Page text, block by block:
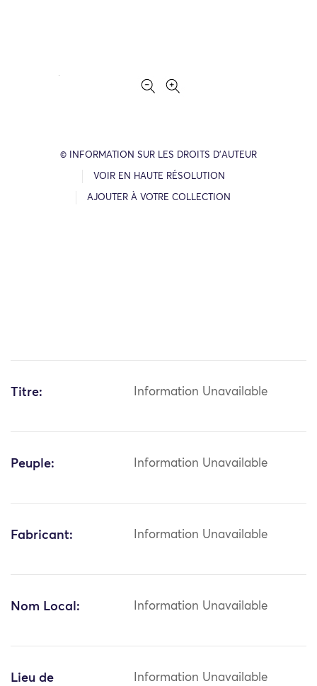
© INFORMATION SUR LES DROITS D’AUTEUR
VOIR EN HAUTE RÉSOLUTION
AJOUTER À VOTRE COLLECTION
Titre: Information Unavailable
Peuple: Information Unavailable
Fabricant: Information Unavailable
Nom Local: Information Unavailable
Lieu de
Information Unavailable